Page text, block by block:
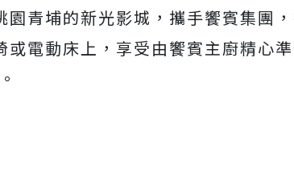
園青埔的新光影城，攜手饗賓集團
或電動床上，享受由饗賓主廚精心